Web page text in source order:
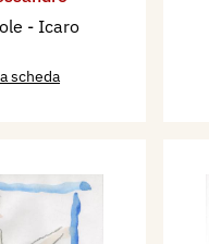
- Icaro
scheda